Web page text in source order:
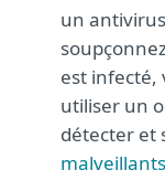
un
est infecté,
utiliser un
détecter et
malveillants